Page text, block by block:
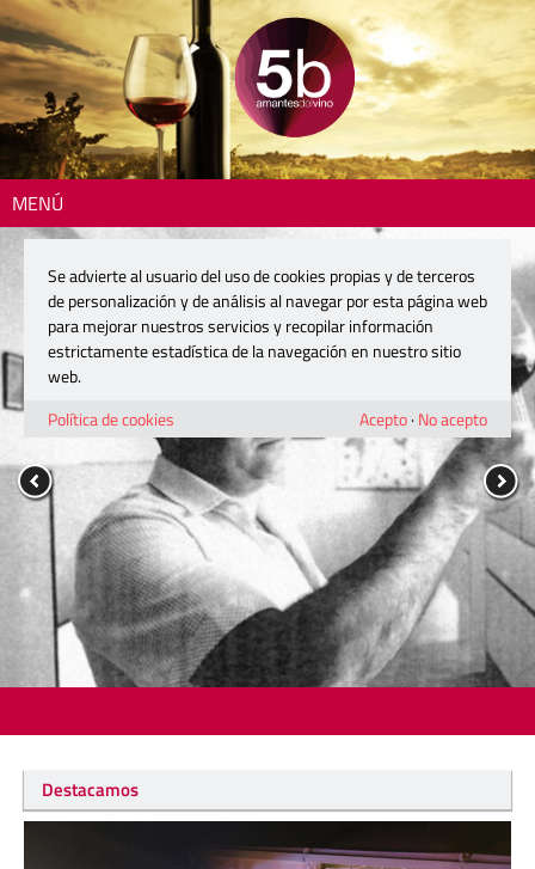
MENÚ
Destacamos
Se advierte al usuario del uso de cookies propias y de terceros
de personalización y de análisis al navegar por esta página web
para mejorar nuestros servicios y recopilar información
estrictamente estadística de la navegación en nuestro sitio
web.
Política de cookies
Acepto· No acepto